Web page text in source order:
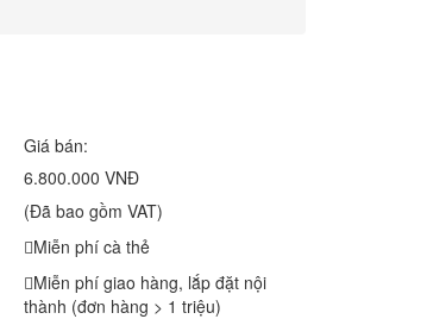
Giá bán:
6.800.000 VNĐ
(Đã bao gồm VAT)
Miễn phí cà thẻ
Miễn phí giao hàng, lắp đặt nội
thành (đơn hàng > 1 triệu)